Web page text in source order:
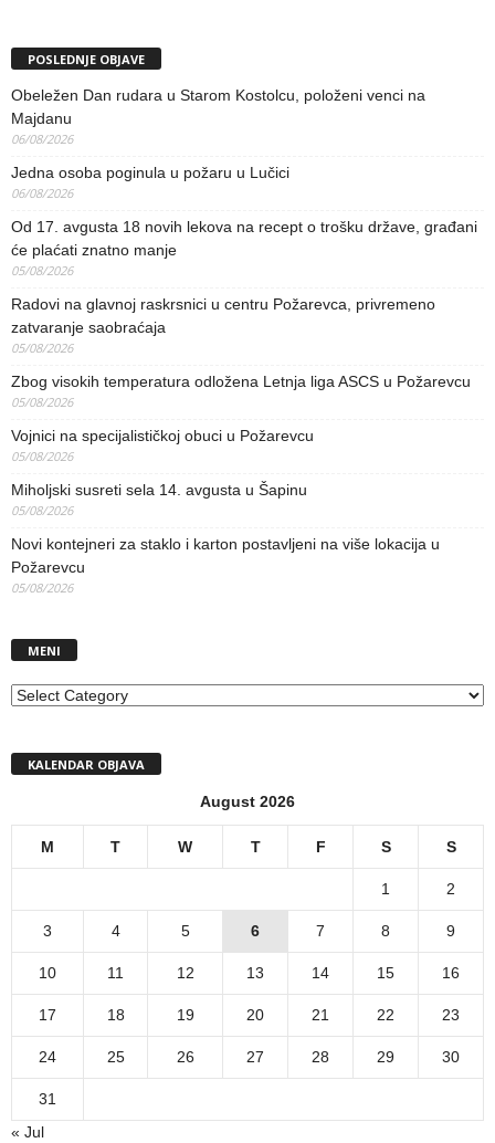
POSLEDNJE OBJAVE
Obeležen Dan rudara u Starom Kostolcu, položeni venci na
Majdanu
06/08/2026
Jedna osoba poginula u požaru u Lučici
06/08/2026
Od 17. avgusta 18 novih lekova na recept o trošku države, građani
će plaćati znatno manje
05/08/2026
Radovi na glavnoj raskrsnici u centru Požarevca, privremeno
zatvaranje saobraćaja
05/08/2026
Zbog visokih temperatura odložena Letnja liga ASCS u Požarevcu
05/08/2026
Vojnici na specijalističkoj obuci u Požarevcu
05/08/2026
Miholjski susreti sela 14. avgusta u Šapinu
05/08/2026
Novi kontejneri za staklo i karton postavljeni na više lokacija u
Požarevcu
05/08/2026
MENI
MENI
KALENDAR OBJAVA
August 2026
M T W T F S S
1 2
3 4 5 6 7 8 9
10 11 12 13 14 15 16
17 18 19 20 21 22 23
24 25 26 27 28 29 30
31
« Jul